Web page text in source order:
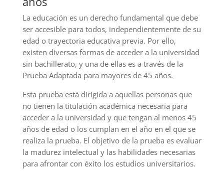
La educación es un derecho fundamental que debe
ser accesible para todos, independientemente de su
edad o trayectoria educativa previa. Por ello,
existen diversas formas de acceder a la universidad
sin bachillerato, y una de ellas es a través de la
Prueba Adaptada para mayores de 45 años.
Esta prueba está dirigida a aquellas personas que
no tienen la titulación académica necesaria para
acceder a la universidad y que tengan al menos 45
años de edad o los cumplan en el año en el que se
realiza la prueba. El objetivo de la prueba es evaluar
la madurez intelectual y las habilidades necesarias
para afrontar con éxito los estudios universitarios.